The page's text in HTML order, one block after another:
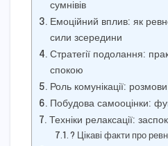
сумнівів
Емоційний вплив: як
сили зсередини
Стратегії подолання:
спокою
Роль комунікації:
Побудова самооцінки:
Техніки релаксації:
? Цікаві факти про